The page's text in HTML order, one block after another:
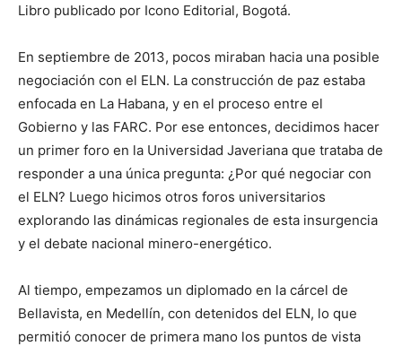
Libro publicado por Icono Editorial, Bogotá.
En septiembre de 2013, pocos miraban hacia una posible
negociación con el ELN. La construcción de paz estaba
enfocada en La Habana, y en el proceso entre el
Gobierno y las FARC. Por ese entonces, decidimos hacer
un primer foro en la Universidad Javeriana que trataba de
responder a una única pregunta: ¿Por qué negociar con
el ELN? Luego hicimos otros foros universitarios
explorando las dinámicas regionales de esta insurgencia
y el debate nacional minero-energético.
Al tiempo, empezamos un diplomado en la cárcel de
Bellavista, en Medellín, con detenidos del ELN, lo que
permitió conocer de primera mano los puntos de vista